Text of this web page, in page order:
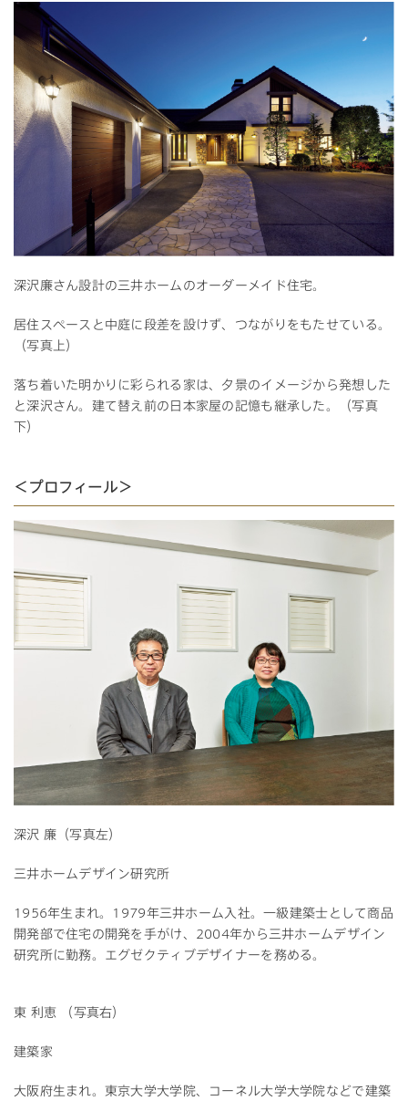
深沢廉さん設計の三井ホームのオーダーメイド住宅。
居住スペースと中庭に段差を設けず、つながりをもたせている。
（写真上）
落ち着いた明かりに彩られる家は、夕景のイメージから発想した
と深沢さん。建て替え前の日本家屋の記憶も継承した。（写真
下）
＜プロフィール＞
深沢 廉（写真左）
三井ホームデザイン研究所
1956年生まれ。1979年三井ホーム入社。一級建築士として商品
開発部で住宅の開発を手がけ、2004年から三井ホームデザイン
研究所に勤務。エグゼクティブデザイナーを務める。
東 利恵 （写真右）
建築家
大阪府生まれ。東京大学大学院、コーネル大学大学院などで建築